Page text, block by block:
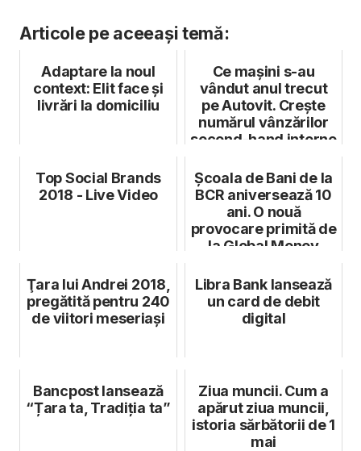
Articole pe aceeași temă:
Adaptare la noul
context: Elit face și
livrări la domiciliu
Ce mașini s-au
vândut anul trecut
pe Autovit. Crește
numărul vânzărilor
second-hand interne
Top Social Brands
2018 - Live Video
Școala de Bani de la
BCR aniversează 10
ani. O nouă
provocare primită de
la Global Money
Ţara lui Andrei 2018,
pregătită pentru 240
de viitori meseriași
Libra Bank lansează
un card de debit
digital
Bancpost lansează
“Țara ta, Tradiția ta”
Ziua muncii. Cum a
apărut ziua muncii,
istoria sărbătorii de 1
mai